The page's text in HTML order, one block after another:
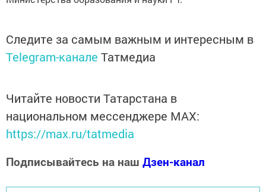
Следите за самым важным и интересным в
Telegram-канале Татмедиа
Читайте новости Татарстана в
национальном мессенджере MАХ:
https://max.ru/tatmedia
Подписывайтесь на наш Дзен-канал